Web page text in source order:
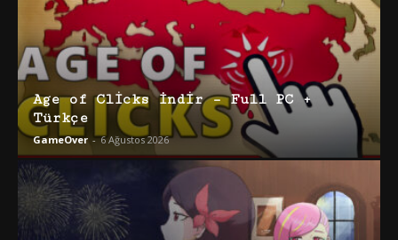
Age of Clicks İndir – Full PC +
Türkçe
GameOver - 6 Ağustos 2026